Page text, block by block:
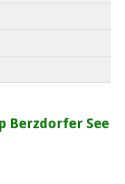
Berzdorfer See